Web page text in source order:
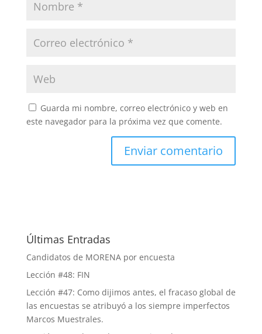
Guarda mi nombre, correo electrónico y web en
este navegador para la próxima vez que comente.
Últimas Entradas
Candidatos de MORENA por encuesta
Lección #48: FIN
Lección #47: Como dijimos antes, el fracaso global de
las encuestas se atribuyó a los siempre imperfectos
Marcos Muestrales.